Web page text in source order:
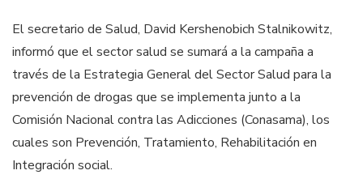
El secretario de Salud, David Kershenobich Stalnikowitz,
informó que el sector salud se sumará a la campaña a
través de la Estrategia General del Sector Salud para la
prevención de drogas que se implementa junto a la
Comisión Nacional contra las Adicciones (Conasama), los
cuales son Prevención, Tratamiento, Rehabilitación en
Integración social.